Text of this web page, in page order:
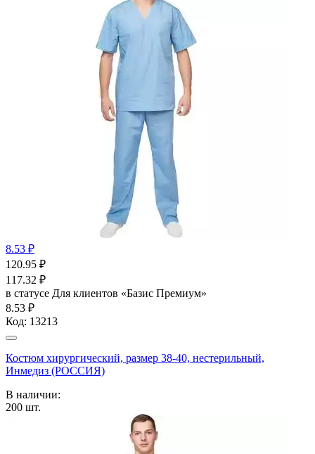
8.53 ₽
120.95 ₽
117.32 ₽
в статусе Для клиентов «Базис Премиум»
8.53 ₽
Код: 13213
Костюм хирургический, размер 38-40, нестерильный,
Инмедиз (РОССИЯ)
В наличии:
200 шт.